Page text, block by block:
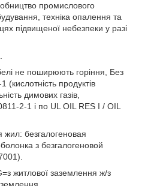
промислового
техніка опалення та
підвищеної небезпеки у разі
не поширюють горіння, Без
(кислотність продуктів
димових газів,
2-1 і по UL OIL RES I / OIL
жил: безгалогеновая
з безгалогеновой
житлової заземлення ж/з